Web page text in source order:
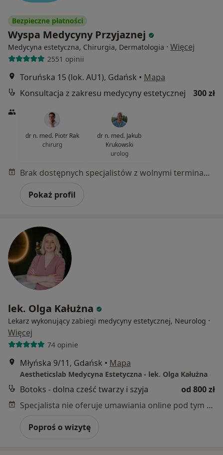
Bezpieczne płatności
Wyspa Medycyny Przyjaznej
Medycyna estetyczna, Chirurgia, Dermatologia · Więcej
2551 opinii
Toruńska 15 (lok. AU1), Gdańsk • Mapa
Konsultacja z zakresu medycyny estetycznej
300 zł
dr n. med. Piotr Rak
chirurg
dr n. med. Jakub
Krukowski
urolog
Brak dostępnych specjalistów z wolnymi terminami w tym centrum medycznym.
Pokaż profil
lek. Olga Kałużna
Lekarz wykonujący zabiegi medycyny estetycznej, Neurolog ·
Więcej
74 opinie
Młyńska 9/11, Gdańsk • Mapa
Aestheticslab Medycyna Estetyczna - lek. Olga Kałużna
Botoks - dolna cześć twarzy i szyja
od 800 zł
Specjalista nie oferuje umawiania online pod tym adresem.
Poproś o wizytę